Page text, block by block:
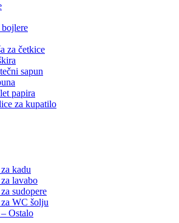
za četkice
sapun
papira
za kupatilo
kadu
lavabo
sudopere
WC šolju
Ostalo